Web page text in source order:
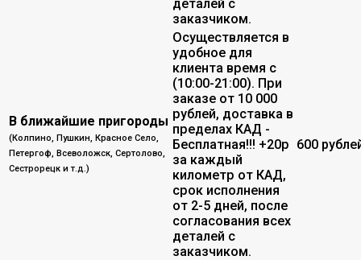
деталей с
заказчиком.
В ближайшие пригороды
(Колпино, Пушкин, Красное Село,
Петергоф, Всеволожск, Сертолово,
Сестрорецк и т.д.)
Осуществляется в
удобное для
клиента время с
(10:00-21:00). При
заказе от 10 000
рублей, доставка в
пределах КАД -
Бесплатная!!! +20р
за каждый
километр от КАД,
срок исполнения
от 2-5 дней, после
согласования всех
деталей с
заказчиком.
600